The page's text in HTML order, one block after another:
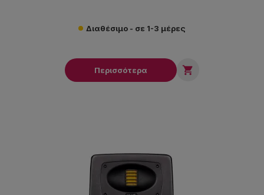
Διαθέσιμο - σε 1-3 μέρες
Περισσότερα 